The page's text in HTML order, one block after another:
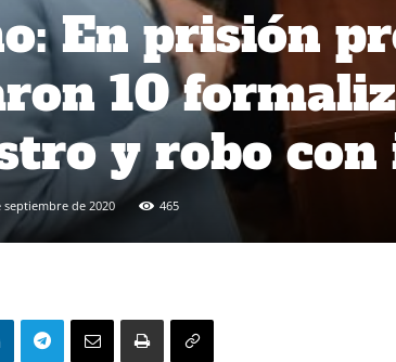
En prisión
10
y robo
septiembre de 2020 465